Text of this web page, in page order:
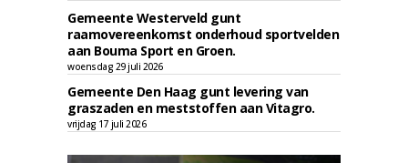
Gemeente Westerveld gunt
raamovereenkomst onderhoud sportvelden
aan Bouma Sport en Groen.
woensdag 29 juli 2026
Gemeente Den Haag gunt levering van
graszaden en meststoffen aan Vitagro.
vrijdag 17 juli 2026